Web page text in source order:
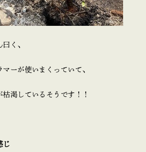
く、
ーが使いまくっていて、
枯渇しているそうです！！
じ